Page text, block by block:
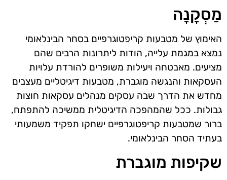
מַסְקָנָה
האימוץ של מטבעות קריפטוגרפיים בסחר הבינלאומי
נמצא במגמת עלייה, הודות ליתרונות הרבים שהם
מציעים. מאבטחה ויעילות משופרים להורדת עלויות
העסקאות והנגשה מוגברת, מטבעות דיגיטליים מעצבים
מחדש את הדרך שבה עסקים מנהלים עסקאות חוצות
גבולות. ככל שהמהפכה הדיגיטלית ממשיכה להתפתח,
ברור שמטבעות קריפטוגרפיים ישחקו תפקיד משמעותי
בעתיד הסחר הבינלאומי.
שקיפות מוגברת